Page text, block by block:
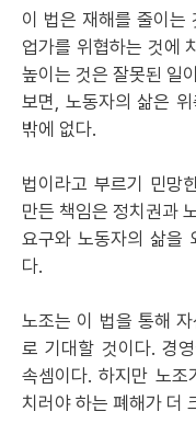
이 법은 재해를 줄이는
업가를 위협하는 것에
높이는 것은 잘못된 일
보면, 노동자의 삶은
밖에 없다.
법이라고 부르기 민망
만든 책임은 정치권과
요구와 노동자의 삶을
다.
노조는 이 법을 통해
로 기대할 것이다. 경
속셈이다. 하지만 노조
치러야 하는 폐해가 더